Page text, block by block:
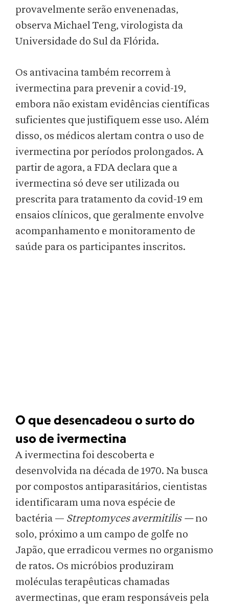
provavelmente serão envenenadas,
observa Michael Teng, virologista da
Universidade do Sul da Flórida.
Os antivacina também recorrem à
ivermectina para prevenir a covid-19,
embora não existam evidências científicas
suficientes que justifiquem esse uso. Além
disso, os médicos alertam contra o uso de
ivermectina por períodos prolongados. A
partir de agora, a FDA declara que a
ivermectina só deve ser utilizada ou
prescrita para tratamento da covid-19 em
ensaios clínicos, que geralmente envolve
acompanhamento e monitoramento de
saúde para os participantes inscritos.
O que desencadeou o surto do
uso de ivermectina
A ivermectina foi descoberta e
desenvolvida na década de 1970. Na busca
por compostos antiparasitários, cientistas
identificaram uma nova espécie de
bactéria — Streptomyces avermitilis —no
solo, próximo a um campo de golfe no
Japão, que erradicou vermes no organismo
de ratos. Os micróbios produziram
moléculas terapêuticas chamadas
avermectinas, que eram responsáveis pela